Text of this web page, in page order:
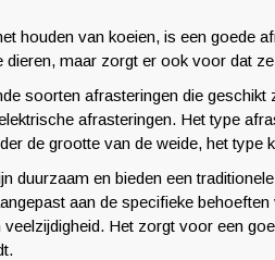
houden van koeien, is een goede
dieren, maar zorgt er ook voor dat
soorten afrasteringen die
afrasteringen. Het type
de grootte van de weide, het type
duurzaam en bieden een
aan de specifieke
veelzijdigheid. Het zorgt voor een